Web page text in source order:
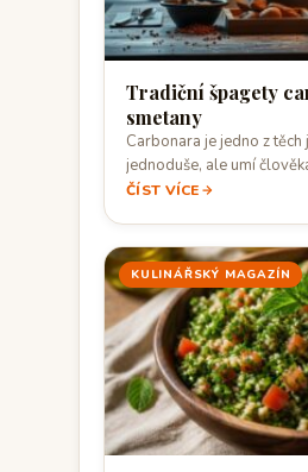
Tradiční špagety
smetany
Carbonara je jedno z
jednoduše, ale umí
ČÍST VÍCE
KULINÁŘSKÝ MAGAZÍN